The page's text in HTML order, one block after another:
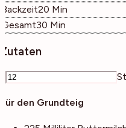
Backzeit20 Minuten
Min
Gesamt30 Minuten
Min
Zutaten
Für den Grundteig